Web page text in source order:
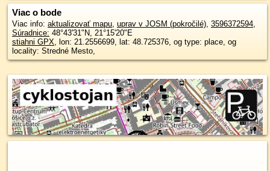
Viac o bode
Viac info: aktualizovať mapu, uprav v JOSM (pokročilé), 3596372594,
Súradnice: 48°43'31"N, 21°15'20"E
stiahni GPX, lon: 21.2556699, lat: 48.725376, og type: place, og
locality: Stredné Mesto,